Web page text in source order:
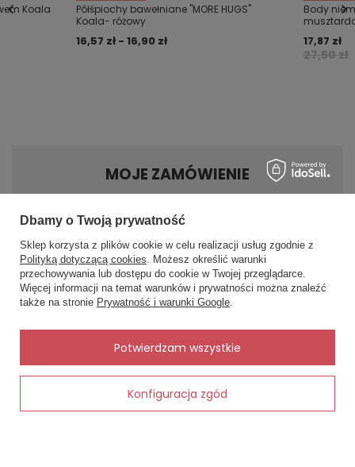
Dodaj do koszyka
Koala
Półśpiochy bawełniane "MORE HUGS"
Koala- różowy
16,57 zł - 16,90 zł
Body
27,50 zł
17,87 zł
MOJE ZAMÓWIENIE
Status zamówienia
Śledzenie przesyłki
Chcę zareklamować produkt
Chcę zwrócić produkt
Kontakt
MOJE KONTO
×
✨ Asystent zakupowy
Napisz czego szukasz — pokażę
gotowe propozycje.
Dbamy o Twoją prywatność
Sklep korzysta z plików cookie w celu realizacji usług zgodnie z
Polityką dotyczącą cookies. Możesz określić warunki
przechowywania lub dostępu do cookie w Twojej przeglądarce.
Więcej informacji na temat warunków i prywatności można znaleźć
także na stronie Prywatność i warunki Google.
Konfiguracja zgód
Potwierdzam wszystkie